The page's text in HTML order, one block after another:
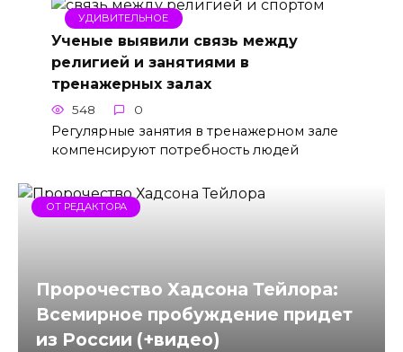
УДИВИТЕЛЬНОЕ
Ученые выявили связь между
религией и занятиями в
тренажерных залах
548 0
Регулярные занятия в тренажерном зале
компенсируют потребность людей
ОТ РЕДАКТОРА
Пророчество Хадсона Тейлора:
Всемирное пробуждение придет
из России (+видео)